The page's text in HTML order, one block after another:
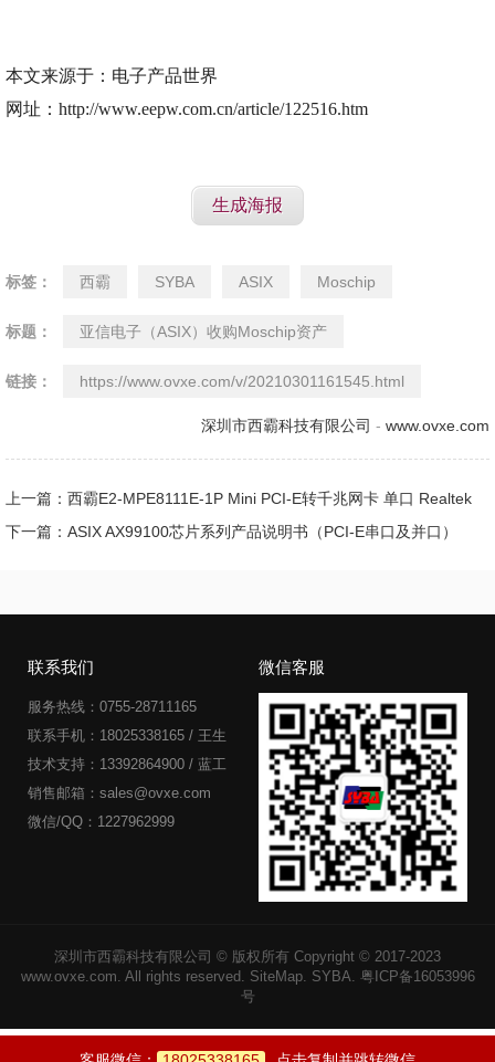
本文来源于：电子产品世界
网址：http://www.eepw.com.cn/article/122516.htm
生成海报
标签： 西霸 SYBA ASIX Moschip
标题： 亚信电子（ASIX）收购Moschip资产
链接： https://www.ovxe.com/v/20210301161545.html
深圳市西霸科技有限公司 - www.ovxe.com
上一篇：西霸E2-MPE8111E-1P Mini PCI-E转千兆网卡 单口 Realtek
RTL8111E
下一篇：ASIX AX99100芯片系列产品说明书（PCI-E串口及并口）
联系我们
服务热线：0755-28711165
联系手机：18025338165 / 王生
技术支持：13392864900 / 蓝工
销售邮箱：sales@ovxe.com
微信/QQ：1227962999
微信客服
深圳市西霸科技有限公司 © 版权所有 Copyright © 2017-2023
www.ovxe.com. All rights reserved. SiteMap. SYBA 粤ICP备16053996
号